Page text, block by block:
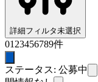
詳細フィルタ未選択
01 23456789件
ステータス: 公募中